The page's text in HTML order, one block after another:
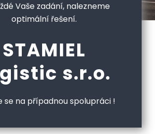
Vaše zadání, nalezneme
optimální řešení.
STAMIEL
s.r.o.
se na případnou spolupráci !